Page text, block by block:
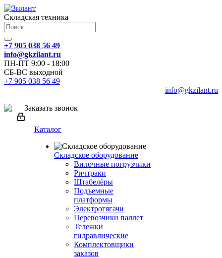
Складская техника
+7 905 038 56 49
info@gkzilant.ru
ПН-ПТ 9:00 - 18:00
СБ-ВС выходной
+7 905 038 56 49
info@gkzilant.ru
Заказать звонок
Каталог
Складское оборудование
Вилочные погрузчики
Ричтраки
Штабелёры
Подъемные
платформы
Электротягачи
Перевозчики паллет
Тележки
гидравлические
Комплектовщики
заказов